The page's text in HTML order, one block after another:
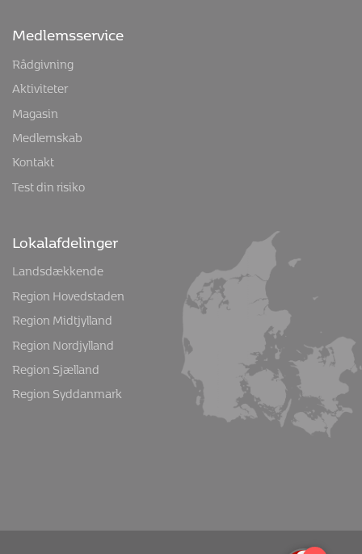
Medlemsservice
Rådgivning
Aktiviteter
Magasin
Medlemskab
Kontakt
Test din risiko
Lokalafdelinger
Landsdækkende
Region Hovedstaden
Region Midtjylland
Region Nordjylland
Region Sjælland
Region Syddanmark